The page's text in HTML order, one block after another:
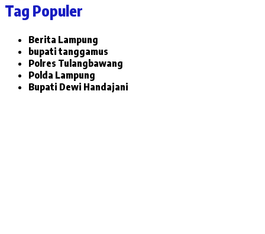
Tag Populer
Berita Lampung
bupati tanggamus
Polres Tulangbawang
Polda Lampung
Bupati Dewi Handajani